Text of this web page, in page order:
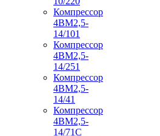
Компрессор
4ВМ2,5-
14/101
Компрессор
4ВМ2,5-
14/251
Компрессор
4ВМ2,5-
14/41
Компрессор
4ВМ2,5-
14/71C